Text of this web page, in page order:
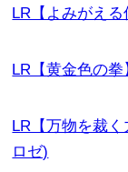
LR【よみがえ
LR【黄金色の
LR【万物を裁
ロゼ)